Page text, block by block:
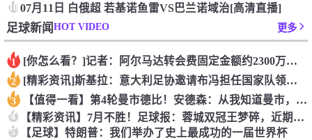
1007月11日 白俄超 若基诺鱼雷VS巴兰诺域治[高清直播]
足球新闻HOT VIDEO 更多
1 [你怎么看？]记者：阿尔马达转会费固定金额约2300万欧，外
2 [精彩资讯]斯基拉：意大利足协邀请布冯担任国家队领队，但遭到
3 【值得一看】第4轮曼市德比！安德森：从我知道曼市，曼城就是这
4 【精彩资讯】7月不胜！足球报：蓉城双冠王梦碎，近期成绩下滑要
5 【足球】特朗普：我们举办了史上最成功的一届世界杯